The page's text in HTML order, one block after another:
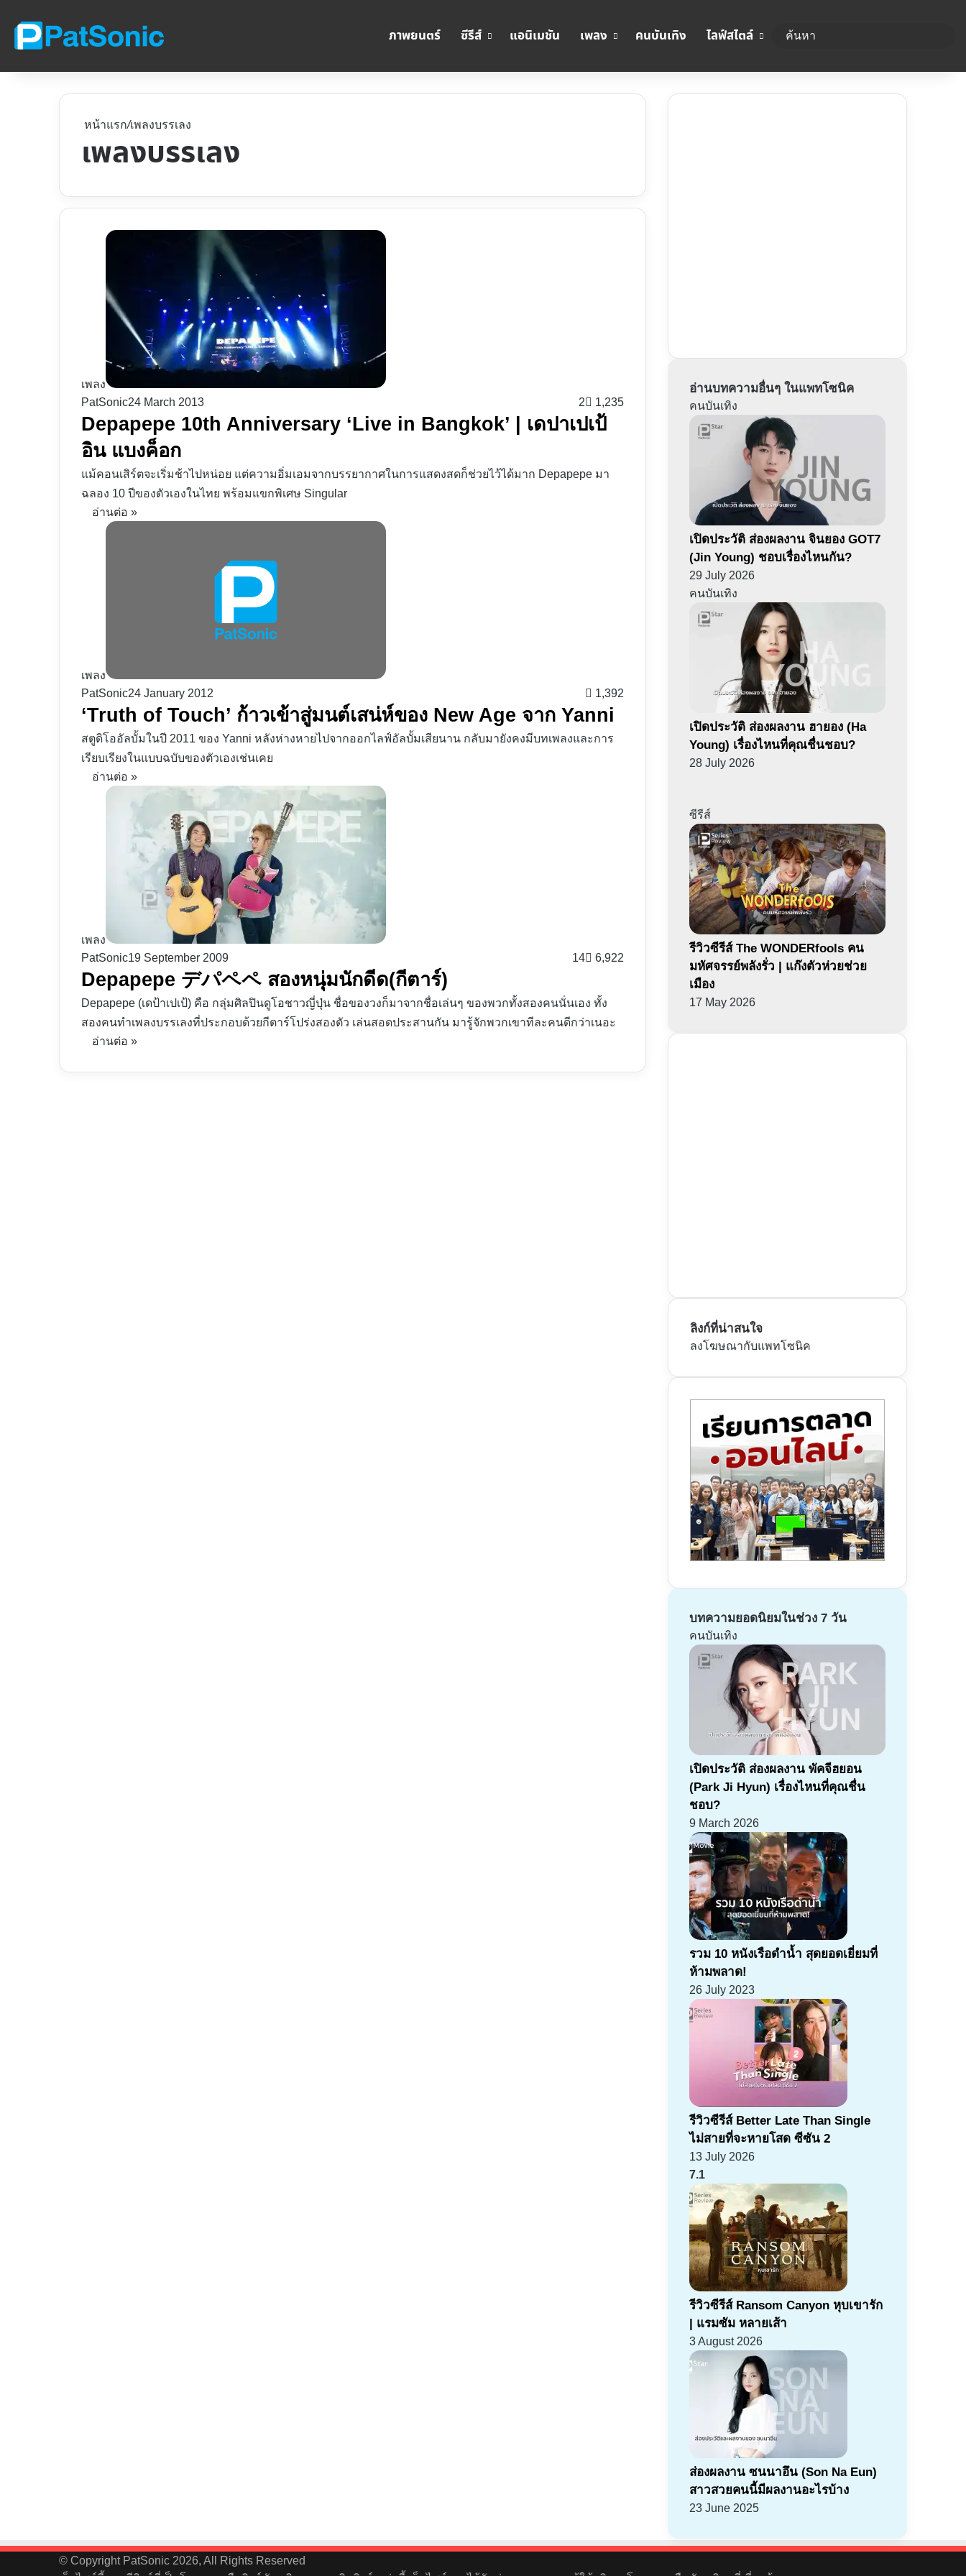
ภาพยนตร์ ซีรีส์ แอนิเมชัน เพลง คนบันเทิง ไลฟ์สไตล์
หน้าแรก/เพลงบรรเลง
เพลงบรรเลง
เพลง
PatSonic24 March 2013 2 1,235
Depapepe 10th Anniversary ‘Live in Bangkok’ | เดปาเปเป้
อิน แบงค็อก
แม้คอนเสิร์ตจะเริ่มช้าไปหน่อย แต่ความอิ่มเอมจากบรรยากาศในการแสดงสดก็ช่วยไว้ได้มาก Depapepe มา
ฉลอง 10 ปีของตัวเองในไทย พร้อมแขกพิเศษ Singular
อ่านต่อ »
เพลง
PatSonic24 January 2012 1,392
‘Truth of Touch’ ก้าวเข้าสู่มนต์เสน่ห์ของ New Age จาก Yanni
สตูดิโออัลบั้มในปี 2011 ของ Yanni หลังห่างหายไปจากออกไลฟ์อัลบั้มเสียนาน กลับมายังคงมีบทเพลงและการ
เรียบเรียงในแบบฉบับของตัวเองเช่นเคย
อ่านต่อ »
เพลง
PatSonic19 September 2009 14 6,922
Depapepe デパペペ สองหนุ่มนักดีด(กีตาร์)
Depapepe (เดป้าเปเป้) คือ กลุ่มศิลปินดูโอชาวญี่ปุ่น ชื่อของวงก็มาจากชื่อเล่นๆ ของพวกทั้งสองคนนั่นเอง ทั้ง
สองคนทำเพลงบรรเลงที่ประกอบด้วยกีตาร์โปร่งสองตัว เล่นสอดประสานกัน มารู้จักพวกเขาทีละคนดีกว่าเนอะ
อ่านต่อ »
อ่านบทความอื่นๆ ในแพทโซนิค
คนบันเทิง
เปิดประวัติ ส่องผลงาน จินยอง GOT7
(Jin Young) ชอบเรื่องไหนกัน?
29 July 2026
คนบันเทิง
เปิดประวัติ ส่องผลงาน ฮายอง (Ha
Young) เรื่องไหนที่คุณชื่นชอบ?
28 July 2026
ซีรีส์
รีวิวซีรีส์ The WONDERfools คน
มหัศจรรย์พลังรั่ว | แก๊งตัวห่วยช่วย
เมือง
17 May 2026
ลิงก์ที่น่าสนใจ
ลงโฆษณากับแพทโซนิค
บทความยอดนิยมในช่วง 7 วัน
คนบันเทิง
เปิดประวัติ ส่องผลงาน พัคจีฮยอน
(Park Ji Hyun) เรื่องไหนที่คุณชื่น
ชอบ?
9 March 2026
รวม 10 หนังเรือดำน้ำ สุดยอดเยี่ยมที่
ห้ามพลาด!
26 July 2023
รีวิวซีรีส์ Better Late Than Single
ไม่สายที่จะหายโสด ซีซัน 2
13 July 2026
7.1
รีวิวซีรีส์ Ransom Canyon หุบเขารัก
| แรมซัม หลายเส้า
3 August 2026
ส่องผลงาน ซนนาอึน (Son Na Eun)
สาวสวยคนนี้มีผลงานอะไรบ้าง
23 June 2025
© Copyright PatSonic 2026, All Rights Reserved